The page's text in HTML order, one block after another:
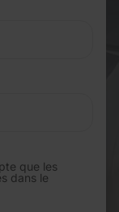
que les
dans le